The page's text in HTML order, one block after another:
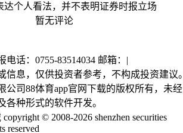
达个人看法，并不表明证券时报立场
暂无评论
话：0755-83514034 邮箱： |
信息，仅供投资者参考，不构成投资建议
公司88体育app官网下载的版权所有，未经
各种形式的软件开发。
© 2008-2026 shenzhen securities
reserved